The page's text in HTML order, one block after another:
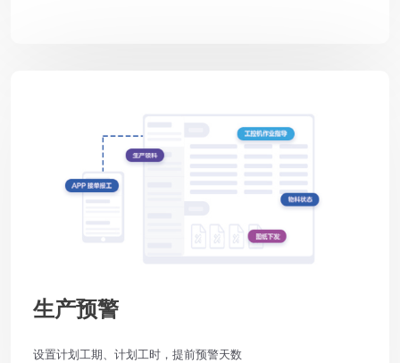
生产预警
设置计划工期、计划工时，提前预警天数